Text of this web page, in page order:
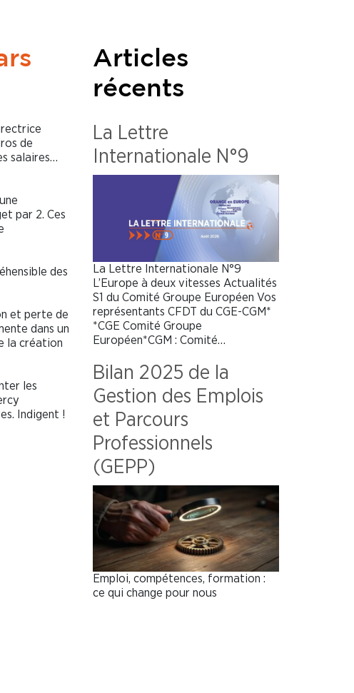
de
salaires…
par 2. Ces
des
et perte de
dans un
la création
les
Indigent !
Articles
récents
La Lettre
Internationale N°9
La Lettre Internationale N°9
L’Europe à deux vitesses Actualités
S1 du Comité Groupe Européen Vos
représentants CFDT du CGE-CGM*
*CGE Comité Groupe
Européen*CGM : Comité…
Bilan 2025 de la
Gestion des Emplois
et Parcours
Professionnels
(GEPP)
Emploi, compétences, formation :
ce qui change pour nous